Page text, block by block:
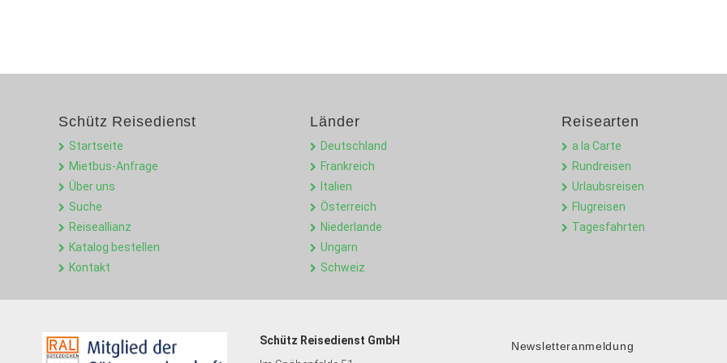
Schütz Reisedienst
Startseite
Mietbus-Anfrage
Über uns
Suche
Reiseallianz
Katalog bestellen
Kontakt
Länder
Deutschland
Frankreich
Italien
Österreich
Niederlande
Ungarn
Schweiz
Reisearten
a la Carte
Rundreisen
Urlaubsreisen
Flugreisen
Tagesfahrten
Schütz Reisedienst GmbH
Newsletteranmeldung